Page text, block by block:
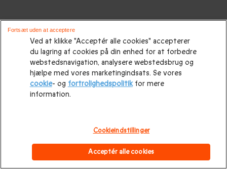
Ved at klikke "Acceptér alle cookies" accepterer
du lagring af cookies på din enhed for at forbedre
webstedsnavigation, analysere webstedsbrug og
hjælpe med vores marketingindsats. Se vores
cookie- og fortrolighedspolitikfor mere
information.
Cookieindstillinger
Acceptér alle cookies
Fortsæt uden at acceptere